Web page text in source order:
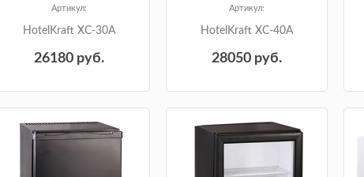
Артикул:
HotelKraft XC-30A
26180 руб.
Артикул:
HotelKraft XC-40A
28050 руб.